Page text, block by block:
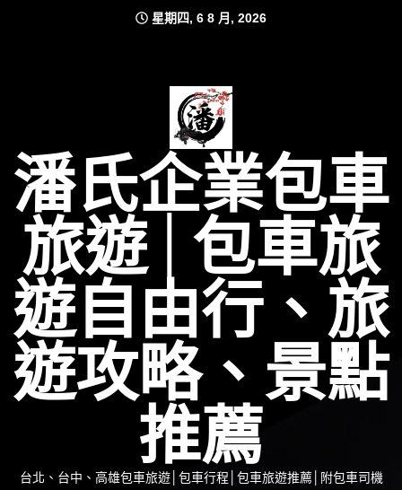
星期四, 6 8 月, 2026
潘氏企業包車
旅遊│包車旅
遊自由行、旅
遊攻略、景點
推薦
台北、台中、高雄包車旅遊│包車行程│包車旅遊推薦│附包車司機